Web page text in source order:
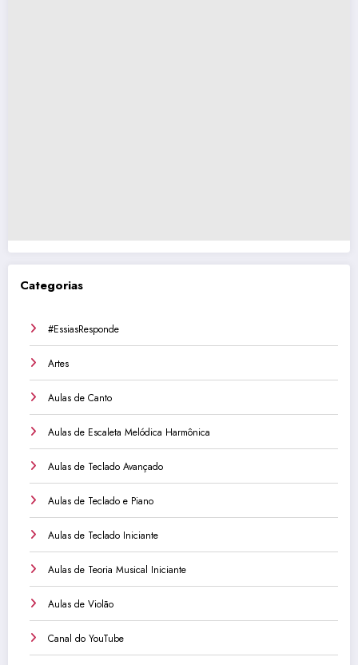
Categorias
#EssiasResponde
Artes
Aulas de Canto
Aulas de Escaleta Melódica Harmônica
Aulas de Teclado Avançado
Aulas de Teclado e Piano
Aulas de Teclado Iniciante
Aulas de Teoria Musical Iniciante
Aulas de Violão
Canal do YouTube